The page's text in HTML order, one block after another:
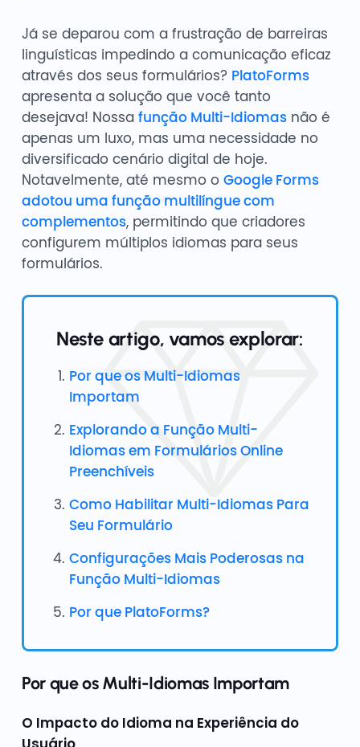
Já se deparou com a frustração de barreiras
linguísticas impedindo a comunicação eficaz
através dos seus formulários? PlatoForms
apresenta a solução que você tanto
desejava! Nossa função Multi-Idiomasnão é
apenas um luxo, mas uma necessidade no
diversificado cenário digital de hoje.
Notavelmente, até mesmo o Google Forms
adotou uma função multilíngue com
complementos, permitindo que criadores
configurem múltiplos idiomas para seus
formulários.
Neste artigo, vamos explorar:
Por que os Multi-Idiomas
Importam
Explorando a Função Multi-
Idiomas em Formulários Online
Preenchíveis
Como Habilitar Multi-Idiomas Para
Seu Formulário
Configurações Mais Poderosas na
Função Multi-Idiomas
Por que PlatoForms?
Por que os Multi-Idiomas Importam
O Impacto do Idioma na Experiência do